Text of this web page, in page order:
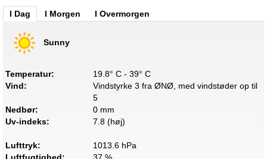
I Dag I Morgen I Overmorgen
Sunny
Temperatur:
19.8° C - 39° C
Vind:
Vindstyrke 3 fra ØNØ, med vindstøder op til
5
Nedbør:
0 mm
Uv-indeks:
7.8 (høj)
Lufttryk:
1013.6 hPa